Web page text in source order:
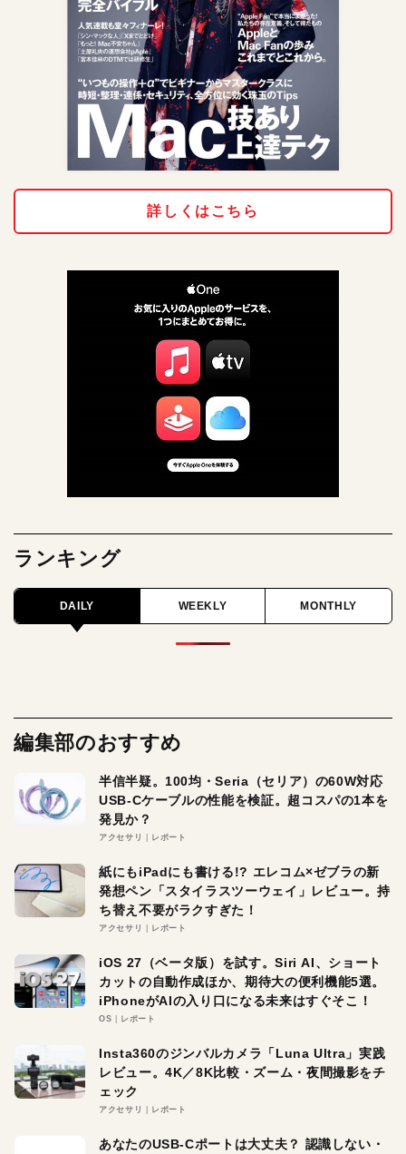
詳しくはこちら
ランキング
DAILY WEEKLY MONTHLY
編集部のおすすめ
半信半疑。100均・Seria（セリア）の60W対応
USB-Cケーブルの性能を検証。超コスパの1本を
発見か？
アクセサリ レポート
紙にもiPadにも書ける!? エレコム×ゼブラの新
発想ペン「スタイラスツーウェイ」レビュー。持
ち替え不要がラクすぎた！
アクセサリ レポート
iOS 27（ベータ版）を試す。Siri AI、ショート
カットの自動作成ほか、期待大の便利機能5選。
iPhoneがAIの入り口になる未来はすぐそこ！
OS レポート
Insta360のジンバルカメラ「Luna Ultra」実践
レビュー。4K／8K比較・ズーム・夜間撮影をチ
ェック
アクセサリ レポート
あなたのUSB-Cポートは大丈夫？ 認識しない・